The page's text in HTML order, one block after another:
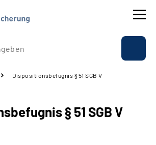
Dispositionsbefugnis § 51 SGB V
§ 51 SGB V